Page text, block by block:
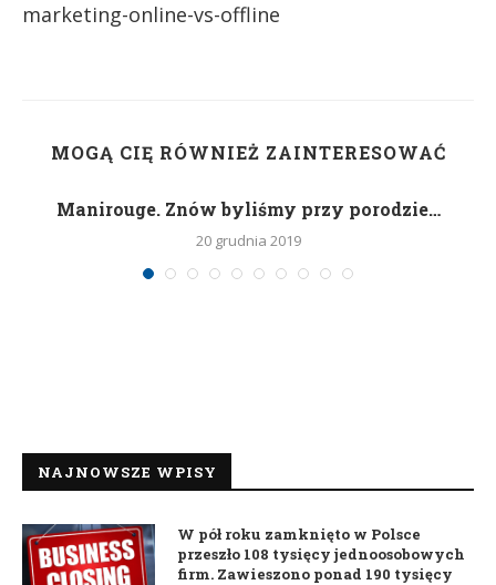
marketing-online-vs-offline
MOGĄ CIĘ RÓWNIEŻ ZAINTERESOWAĆ
Manirouge. Znów byliśmy przy porodzie…
20 grudnia 2019
NAJNOWSZE WPISY
W pół roku zamknięto w Polsce
przeszło 108 tysięcy jednoosobowych
firm. Zawieszono ponad 190 tysięcy